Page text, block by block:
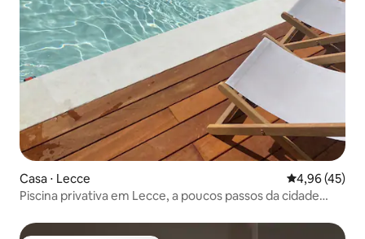
Casa ⋅ Lecce 4,96 de uma
4,96 (45)
Piscina privativa em Lecce, a poucos passos da cidade